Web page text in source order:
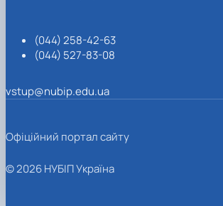
(044) 258-42-63
(044) 527-83-08
vstup@nubip.edu.ua
Офіційний портал сайту
© 2026 НУБІП Україна